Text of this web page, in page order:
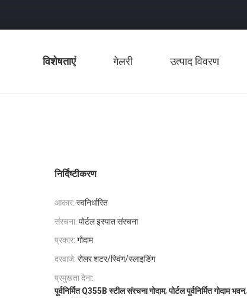
विशेषताएं गेलरी उत्पाद विवरण
निर्दिष्टीकरण
आकार: स्वनिर्धारित
संरचना: पोर्टल इस्पात संरचना
प्रकार: गोदाम
दरवाजे: रोलर शटर/स्विंग/स्लाइडिंग
प्रमुखता देना:
पूर्वनिर्मित Q355B स्टील संरचना गोदाम,पोर्टल पूर्वनिर्मित गोदाम भवन,